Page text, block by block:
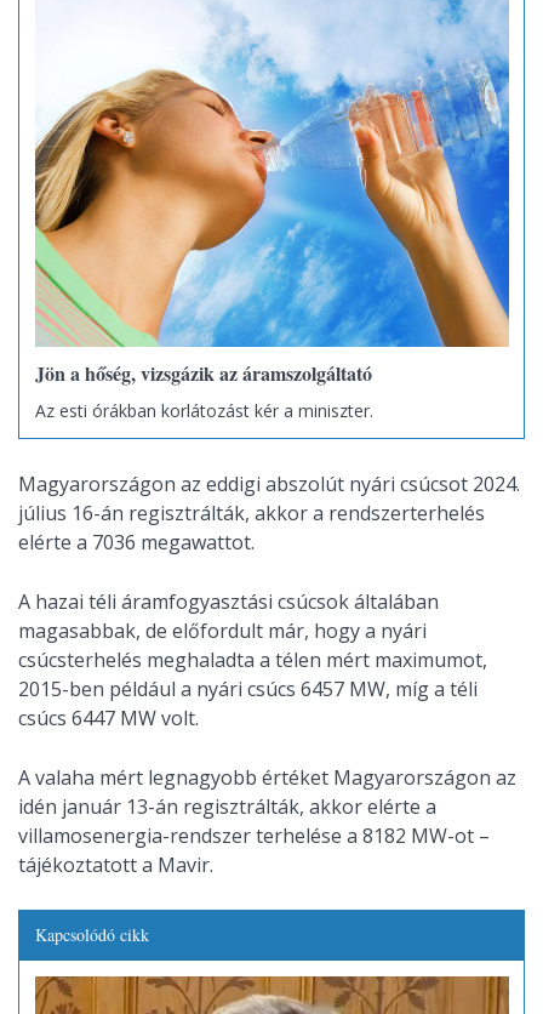
Jön a hőség, vizsgázik az áramszolgáltató
Az esti órákban korlátozást kér a miniszter.
Magyarországon az eddigi abszolút nyári csúcsot 2024.
július 16-án regisztrálták, akkor a rendszerterhelés
elérte a 7036 megawattot.
A hazai téli áramfogyasztási csúcsok általában
magasabbak, de előfordult már, hogy a nyári
csúcsterhelés meghaladta a télen mért maximumot,
2015-ben például a nyári csúcs 6457 MW, míg a téli
csúcs 6447 MW volt.
A valaha mért legnagyobb értéket Magyarországon az
idén január 13-án regisztrálták, akkor elérte a
villamosenergia-rendszer terhelése a 8182 MW-ot –
tájékoztatott a Mavir.
Kapcsolódó cikk